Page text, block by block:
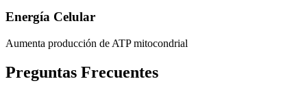
Energía Celular
Aumenta producción de ATP mitocondrial
Preguntas Frecuentes